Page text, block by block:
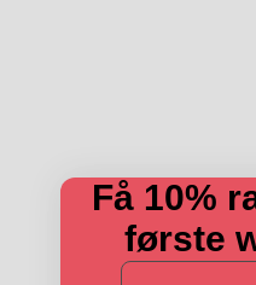
Få 10%
første
E-mail